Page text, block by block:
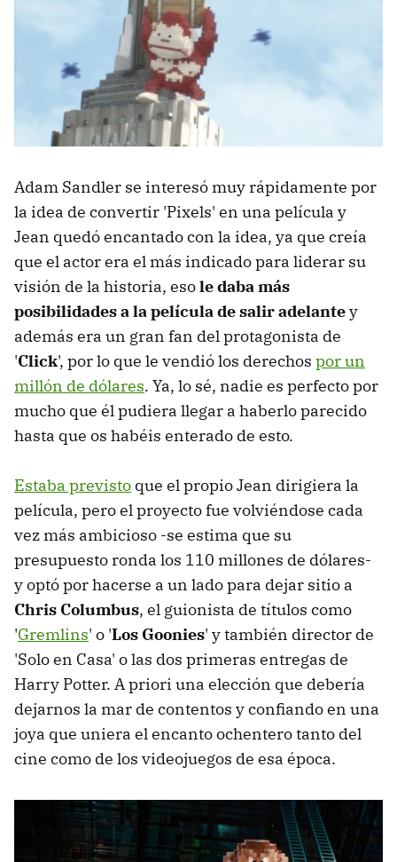
Adam Sandler se interesó muy rápidamente por
la idea de convertir 'Pixels' en una película y
Jean quedó encantado con la idea, ya que creía
que el actor era el más indicado para liderar su
visión de la historia, esole daba más
posibilidades a la película de salir adelantey
además era un gran fan del protagonista de
'Click', por lo que le vendió los derechos por un
millón de dólares. Ya, lo sé, nadie es perfecto por
mucho que él pudiera llegar a haberlo parecido
hasta que os habéis enterado de esto.
Estaba previsto que el propio Jean dirigiera la
película, pero el proyecto fue volviéndose cada
vez más ambicioso -se estima que su
presupuesto ronda los 110 millones de dólares-
y optó por hacerse a un lado para dejar sitio a
Chris Columbus, el guionista de títulos como
'Gremlins' o 'Los Goonies' y también director de
'Solo en Casa' o las dos primeras entregas de
Harry Potter. A priori una elección que debería
dejarnos la mar de contentos y confiando en una
joya que uniera el encanto ochentero tanto del
cine como de los videojuegos de esa época.